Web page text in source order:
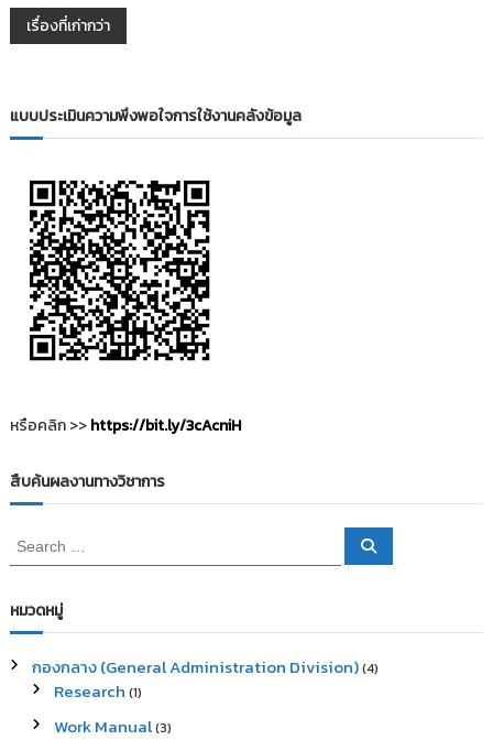
แ
ะ
อ
ง
เรื่องที่เก่ากว่า
แบบประเมินความพึงพอใจการใช้งานคลังข้อมูล
หรือคลิก >>https://bit.ly/3cAcniH
สืบค้นผลงานทางวิชาการ
e
r
c
f
S
หมวดหมู่
กองกลาง (General Administration Division)(4)
Research (1)
Work Manual(3)